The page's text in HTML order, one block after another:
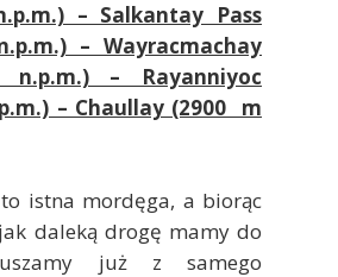
– Salkantay Pass
– Wayracmachay
– Rayanniyoc
– Chaullay (2900 m
istna mordęga, a biorąc
daleką drogę mamy do
już z samego